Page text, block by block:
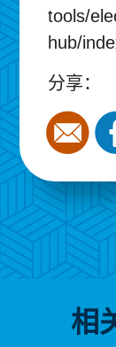
tools/
hub/
分享：
相